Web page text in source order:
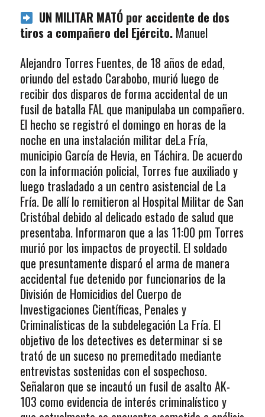
UN MILITAR MATÓ por accidente de dos
tiros a compañero del Ejército. Manuel
Alejandro Torres Fuentes, de 18 años de edad,
oriundo del estado Carabobo, murió luego de
recibir dos disparos de forma accidental de un
fusil de batalla FAL que manipulaba un compañero.
El hecho se registró el domingo en horas de la
noche en una instalación militar deLa Fría,
municipio García de Hevia, en Táchira. De acuerdo
con la información policial, Torres fue auxiliado y
luego trasladado a un centro asistencial de La
Fría. De allí lo remitieron al Hospital Militar de San
Cristóbal debido al delicado estado de salud que
presentaba. Informaron que a las 11:00 pm Torres
murió por los impactos de proyectil. El soldado
que presuntamente disparó el arma de manera
accidental fue detenido por funcionarios de la
División de Homicidios del Cuerpo de
Investigaciones Científicas, Penales y
Criminalísticas de la subdelegación La Fría. El
objetivo de los detectives es determinar si se
trató de un suceso no premeditado mediante
entrevistas sostenidas con el sospechoso.
Señalaron que se incautó un fusil de asalto AK-
103 como evidencia de interés criminalístico y